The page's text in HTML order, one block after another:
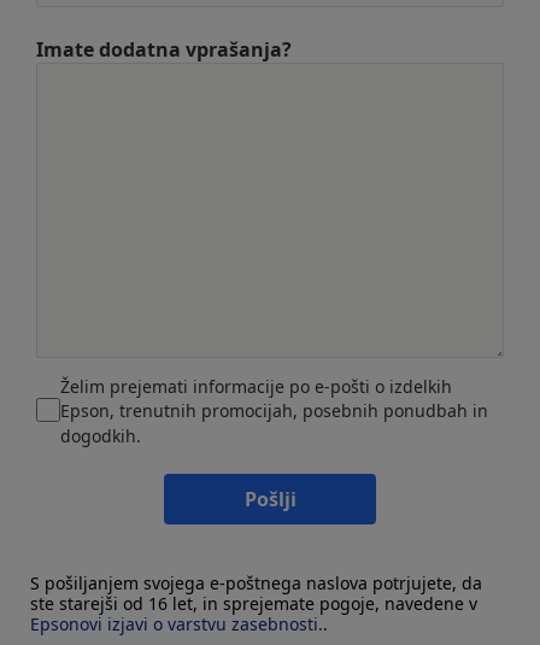
Imate dodatna vprašanja?
Želim prejemati informacije po e-pošti o izdelkih
Epson, trenutnih promocijah, posebnih ponudbah in
dogodkih.
Pošlji
S pošiljanjem svojega e-poštnega naslova potrjujete, da
ste starejši od 16 let, in sprejemate pogoje, navedene v
Epsonovi izjavi o varstvu zasebnosti..